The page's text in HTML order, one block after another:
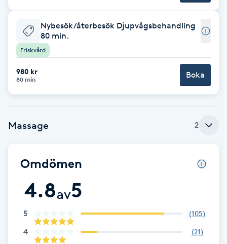
Brynformning
Brynfärgning
Brynplockning
Bröllopsuppsättning
Color correction
Nybesök/återbesök Djupvågsbehandling
80 min.
Friskvård
980 kr
80 min Boka
Massage 2
Omdömen
4.8av5
5 (105)
4 (21)